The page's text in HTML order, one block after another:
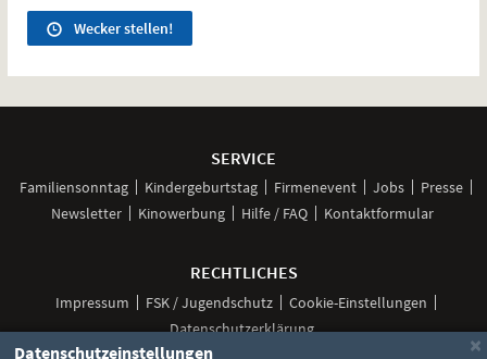
Wecker stellen!
SERVICE
Familiensonntag Kindergeburtstag Firmenevent Jobs
Presse
Newsletter
Kinowerbung Hilfe / FAQ Kontaktformular
RECHTLICHES
Impressum FSK / Jugendschutz
Cookie-Einstellungen
Datenschutzerklärung
×
Datenschutzeinstellungen